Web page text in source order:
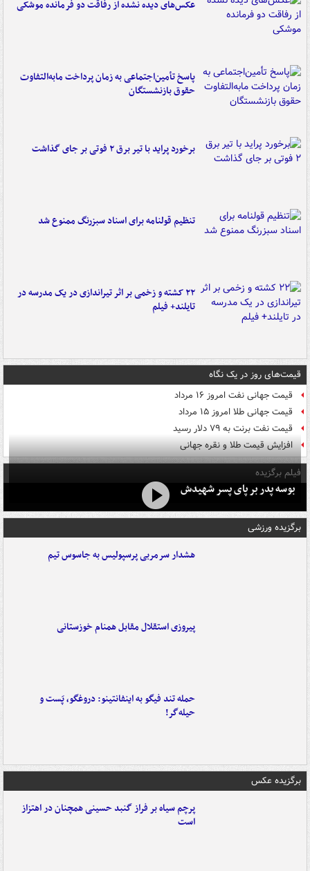
عکس‌های دیده نشده از رفاقت دو فرمانده‌ موشکی
پاسخ تأمین‌اجتماعی به زمان پرداخت مابه‌التفاوت
حقوق بازنشستگان
برخورد پراید با تیر برق ۲ فوتی بر جای گذاشت
تنظیم قولنامه برای اسناد سبزرنگ ممنوع شد
۲۲ کشته و زخمی بر اثر تیراندازی در یک مدرسه در
تایلند+ فیلم
قیمت‌های روز در یک نگاه
قیمت جهانی نفت امروز ۱۶ مرداد
قیمت جهانی طلا امروز ۱۵ مرداد
قیمت نفت برنت به ۷۹ دلار رسید
افزایش قیمت طلا و نقره جهانی
فیلم برگزیده
بوسه‌ پدر بر پای پسر شهیدش
برگزیده ورزشی
هشدار سرمربی پرسپولیس به جاسوس تیم
پیروزی استقلال مقابل همنام خوزستانی
حمله تند فیگو به اینفانتینو: دروغگو، پَست‌ و
حیله‌گر!
برگزیده عکس
پرچم سیاه بر فراز گنبد حسینی همچنان در اهتزاز
است